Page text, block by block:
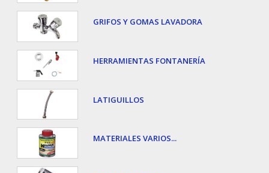
GRIFOS Y GOMAS LAVADORA
HERRAMIENTAS FONTANERÍA
LATIGUILLOS
MATERIALES VARIOS...